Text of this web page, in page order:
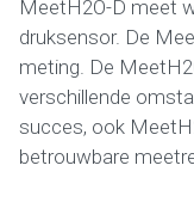
MeetH2O-D meet
druksensor. De
meting. De
verschillende
succes, ook
betrouwbare